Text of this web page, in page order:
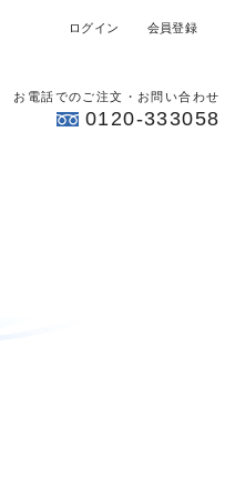
ログイン 会員登録
お電話でのご注文・お問い合わせ
0120-333058